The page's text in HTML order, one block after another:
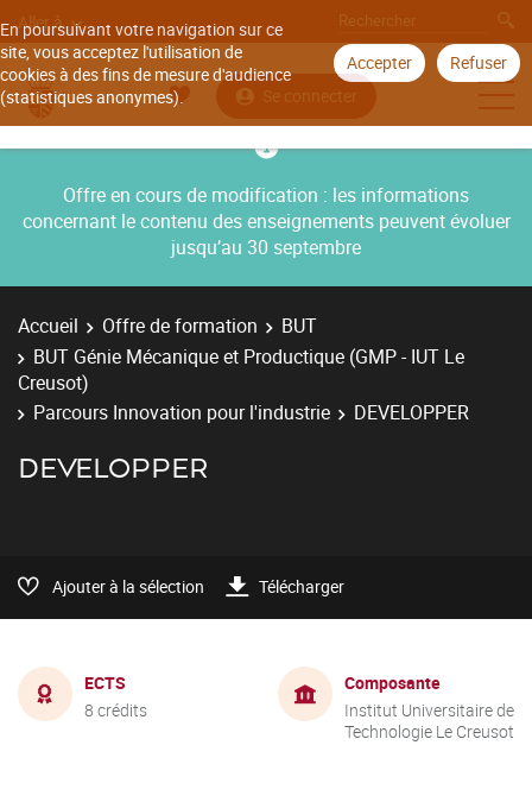
En poursuivant votre navigation sur ce
site, vous acceptez l'utilisation de
cookies à des fins de mesure d'audience
(statistiques anonymes).
Accepter Refuser
Aller à
Se connecter
Offre en cours de modification : les informations
concernant le contenu des enseignements peuvent évoluer
jusqu’au 30 septembre
Accueil Offre de formation
BUT
BUT Génie Mécanique et Productique (GMP - IUT Le
Creusot)
Parcours Innovation pour l'industrie
DEVELOPPER
DEVELOPPER
Ajouter à la sélection Télécharger
ECTS
8 crédits
Composante
Institut Universitaire de
Technologie Le Creusot